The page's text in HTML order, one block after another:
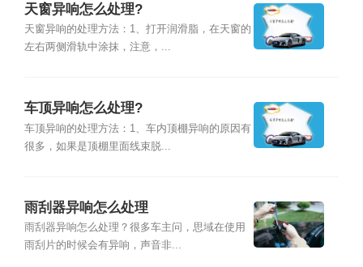
天窗异响怎么处理?
天窗异响的处理方法：1、打开润滑脂，在天窗的
左右两侧滑轨中涂抹，注意，...
车顶异响怎么处理?
车顶异响的处理方法：1、车内顶棚异响的原因有
很多，如果是顶棚里面线束脱...
雨刮器异响怎么处理
雨刮器异响怎么处理？很多车主问，思域在使用
雨刮片的时候会有异响，声音非...